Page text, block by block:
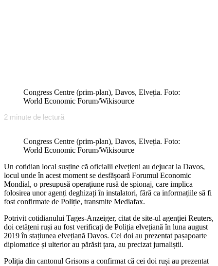
Congress Centre (prim-plan), Davos, Elveția. Foto:
World Economic Forum/Wikisource
2 minute de lectură
Congress Centre (prim-plan), Davos, Elveția. Foto:
World Economic Forum/Wikisource
Un cotidian local susține că oficialii elvețieni au dejucat la Davos,
locul unde în acest moment se desfășoară Forumul Economic
Mondial, o presupusă operațiune rusă de spionaj, care implica
folosirea unor agenți deghizați în instalatori, fără ca informațiile să fi
fost confirmate de Poliție, transmite Mediafax.
Potrivit cotidianului Tages-Anzeiger, citat de site-ul agenției Reuters,
doi cetățeni ruși au fost verificați de Poliția elvețiană în luna august
2019 în stațiunea elvețiană Davos. Cei doi au prezentat pașapoarte
diplomatice și ulterior au părăsit țara, au precizat jurnaliștii.
Poliția din cantonul Grisons a confirmat că cei doi ruși au prezentat